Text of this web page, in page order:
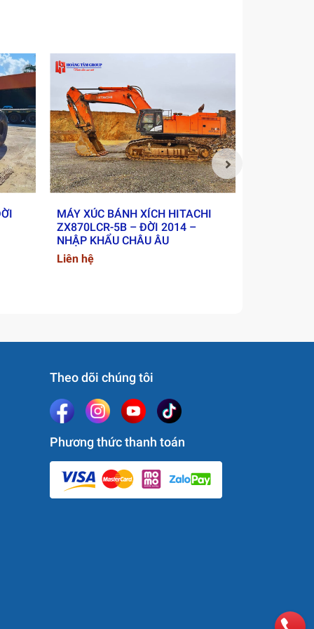
MÁY XÚC BÁNH XÍCH HITACHI
ZX870LCR-5B – ĐỜI 2014 –
NHẬP KHẨU CHÂU ÂU
Liên hệ
Theo dõi chúng tôi
Phương thức thanh toán